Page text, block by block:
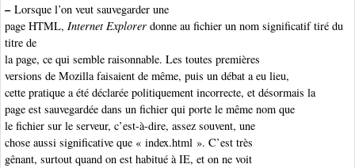
–Lorsque l’on veut sauvegarder une
page HTML, Internet Explorer donne au fichier un nom significatif tiré du
titre de
la page, ce qui semble raisonnable. Les toutes premières
versions de Mozilla faisaient de même, puis un débat a eu lieu,
cette pratique a été déclarée politiquement incorrecte, et désormais la
page est sauvegardée dans un fichier qui porte le même nom que
le fichier sur le serveur, c’est-à-dire, assez souvent, une
chose aussi significative que « index.html ». C’est très
gênant, surtout quand on est habitué à IE, et on ne voit